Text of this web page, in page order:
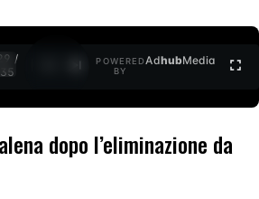
/
POWERED
BY
AdhubMedia
dopo l’eliminazione da